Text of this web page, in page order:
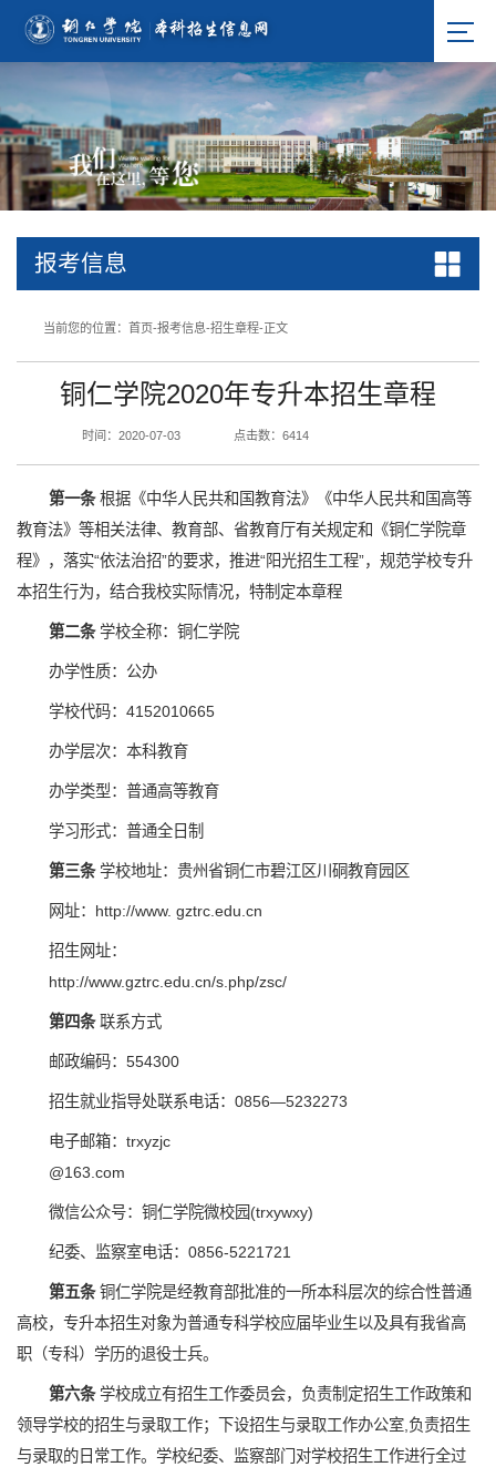
报考信息
当前您的位置： 首页-报考信息-招生章程- 正文
铜仁学院2020年专升本招生章程
时间：2020-07-03 点击数： 6414
第一条根据《中华人民共和国教育法》《中华人民共和国高等
教育法》等相关法律、教育部、省教育厅有关规定和《铜仁学院章
程》，落实“依法治招”的要求，推进“阳光招生工程”，规范学校专升
本招生行为，结合我校实际情况，特制定本章程
第二条学校全称：铜仁学院
办学性质：公办
学校代码：4152010665
办学层次：本科教育
办学类型：普通高等教育
学习形式：普通全日制
第三条学校地址：贵州省铜仁市碧江区川硐教育园区
网址：http://www. gztrc.edu.cn
招生网址：
http://www.gztrc.edu.cn/s.php/zsc/
第四条联系方式
邮政编码：554300
招生就业指导处联系电话：0856—5232273
电子邮箱：trxyzjc
@163.com
微信公众号：铜仁学院微校园(trxywxy)
纪委、监察室电话：0856-5221721
第五条铜仁学院是经教育部批准的一所本科层次的综合性普通
高校，专升本招生对象为普通专科学校应届毕业生以及具有我省高
职（专科）学历的退役士兵。
第六条学校成立有招生工作委员会，负责制定招生工作政策和
领导学校的招生与录取工作；下设招生与录取工作办公室,负责招生
与录取的日常工作。学校纪委、监察部门对学校招生工作进行全过